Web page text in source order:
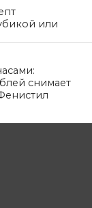
или
снимает